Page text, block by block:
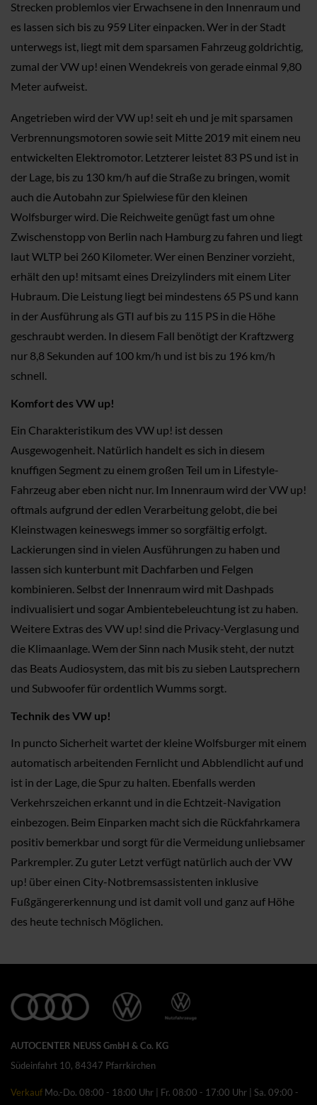
Strecken problemlos vier Erwachsene in den Innenraum und
es lassen sich bis zu 959 Liter einpacken. Wer in der Stadt
unterwegs ist, liegt mit dem sparsamen Fahrzeug goldrichtig,
zumal der VW up! einen Wendekreis von gerade einmal 9,80
Meter aufweist.
Angetrieben wird der VW up! seit eh und je mit sparsamen
Verbrennungsmotoren sowie seit Mitte 2019 mit einem neu
entwickelten Elektromotor. Letzterer leistet 83 PS und ist in
der Lage, bis zu 130 km/h auf die Straße zu bringen, womit
auch die Autobahn zur Spielwiese für den kleinen
Wolfsburger wird. Die Reichweite genügt fast um ohne
Zwischenstopp von Berlin nach Hamburg zu fahren und liegt
laut WLTP bei 260 Kilometer. Wer einen Benziner vorzieht,
erhält den up! mitsamt eines Dreizylinders mit einem Liter
Hubraum. Die Leistung liegt bei mindestens 65 PS und kann
in der Ausführung als GTI auf bis zu 115 PS in die Höhe
geschraubt werden. In diesem Fall benötigt der Kraftzwerg
nur 8,8 Sekunden auf 100 km/h und ist bis zu 196 km/h
schnell.
Komfort des VW up!
Ein Charakteristikum des VW up! ist dessen
Ausgewogenheit. Natürlich handelt es sich in diesem
knuffigen Segment zu einem großen Teil um in Lifestyle-
Fahrzeug aber eben nicht nur. Im Innenraum wird der VW up!
oftmals aufgrund der edlen Verarbeitung gelobt, die bei
Kleinstwagen keineswegs immer so sorgfältig erfolgt.
Lackierungen sind in vielen Ausführungen zu haben und
lassen sich kunterbunt mit Dachfarben und Felgen
kombinieren. Selbst der Innenraum wird mit Dashpads
indivualisiert und sogar Ambientebeleuchtung ist zu haben.
Weitere Extras des VW up! sind die Privacy-Verglasung und
die Klimaanlage. Wem der Sinn nach Musik steht, der nutzt
das Beats Audiosystem, das mit bis zu sieben Lautsprechern
und Subwoofer für ordentlich Wumms sorgt.
Technik des VW up!
In puncto Sicherheit wartet der kleine Wolfsburger mit einem
automatisch arbeitenden Fernlicht und Abblendlicht auf und
ist in der Lage, die Spur zu halten. Ebenfalls werden
Verkehrszeichen erkannt und in die Echtzeit-Navigation
einbezogen. Beim Einparken macht sich die Rückfahrkamera
positiv bemerkbar und sorgt für die Vermeidung unliebsamer
Parkrempler. Zu guter Letzt verfügt natürlich auch der VW
up! über einen City-Notbremsassistenten inklusive
Fußgängererkennung und ist damit voll und ganz auf Höhe
des heute technisch Möglichen.
AUTOCENTER NEUSS GmbH & Co. KG
Südeinfahrt 10, 84347 Pfarrkirchen
Verkauf Mo.-Do. 08:00 - 18:00 Uhr | Fr. 08:00 - 17:00 Uhr | Sa. 09:00 -